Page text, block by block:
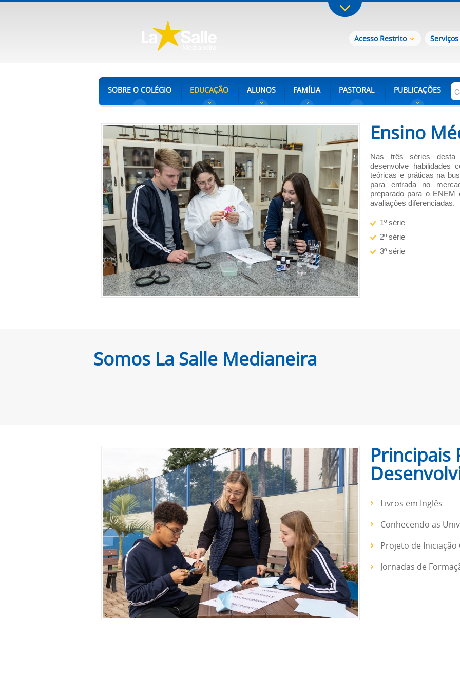
Acesso Restrito Serviços
SOBRE O COLÉGIO EDUCAÇÃO ALUNOS FAMÍLIA PASTORAL PUBLICAÇÕES
Ensino
Nas três séries desta
desenvolve habilidades
teóricas e práticas na
para entrada no
preparado para o
avaliações diferenciadas.
1º série
2º série
3º série
Somos La Salle Medianeira
Principais
Livros em Inglês
Conhecendo as
Projeto de Iniciação
Jornadas de